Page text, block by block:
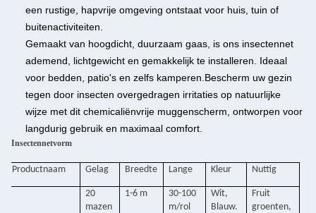
een rustige, hapvrije omgeving ontstaat voor huis, tuin of
buitenactiviteiten.
Gemaakt van hoogdicht, duurzaam gaas, is ons insectennet
ademend, lichtgewicht en gemakkelijk te installeren. Ideaal
voor bedden, patio's en zelfs kamperen. Bescherm uw gezin
tegen door insecten overgedragen irritaties op natuurlijke
wijze met dit chemicaliënvrije muggenscherm, ontworpen voor
langdurig gebruik en maximaal comfort.
Insectennetvorm
Productnaam Gelag Breedte Lange Kleur Nuttig
20
mazen
1-6 m
30-100
m/rol
Wit,
Blauw.
Fruit
groenten,